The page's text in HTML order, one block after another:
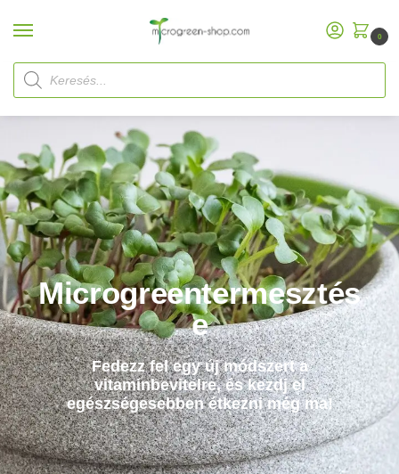
0
Start Microgreens
Microgreentermesztés
e
Fedezz fel egy új módszert a
vitaminbevitelre, és kezdj el
egészségesebben étkezni még ma!